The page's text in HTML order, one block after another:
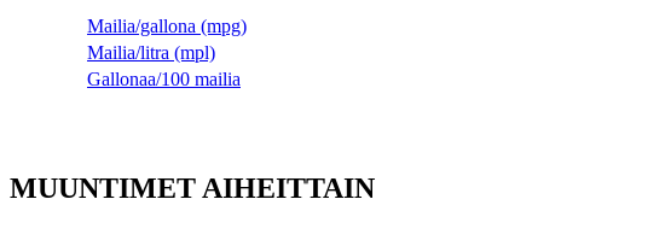
Mailia/gallona (mpg)
Mailia/litra (mpl)
Gallonaa/100 mailia
MUUNTIMET AIHEITTAIN